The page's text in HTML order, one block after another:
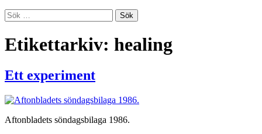
Sök
efter:
Etikettarkiv: healing
Ett experiment
Aftonbladets söndagsbilaga 1986.